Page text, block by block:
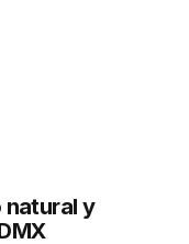
natural y